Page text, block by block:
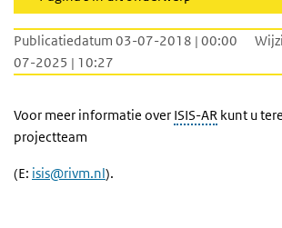
Publicatiedatum 03-07-2018 | 00:00
07-2025 | 10:27
Voor meer informatie over ISIS-AR kunt u
projectteam
(E: isis@rivm.nl).